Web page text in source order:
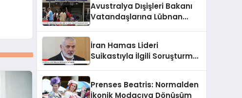
Avustralya Dışişleri Bakanı
Vatandaşlarına Lübnan
İran Hamas Lideri
Suikastıyla İlgili Soruşturma
Prenses Beatris: Normalden
İkonik Modacıya Dönüşüm